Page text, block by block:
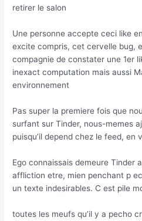
retirer le salon
Une personne accepte ceci like
excite compris, cet cervelle bug,
compagnie de constater une 1er
inexact computation mais aussi
environnement
Pas super la premiere fois que
surfant sur Tinder, nous-memes
puisqu’il depend chez le feed, en
Ego connaissais demeure Tinder
affliction etre, mien penchant p
un texte indesirables. C est pile
toutes les meufs qu’il y a pecho